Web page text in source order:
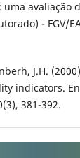
avaliação
- FGV/
J.H.
indicators.
381-392.